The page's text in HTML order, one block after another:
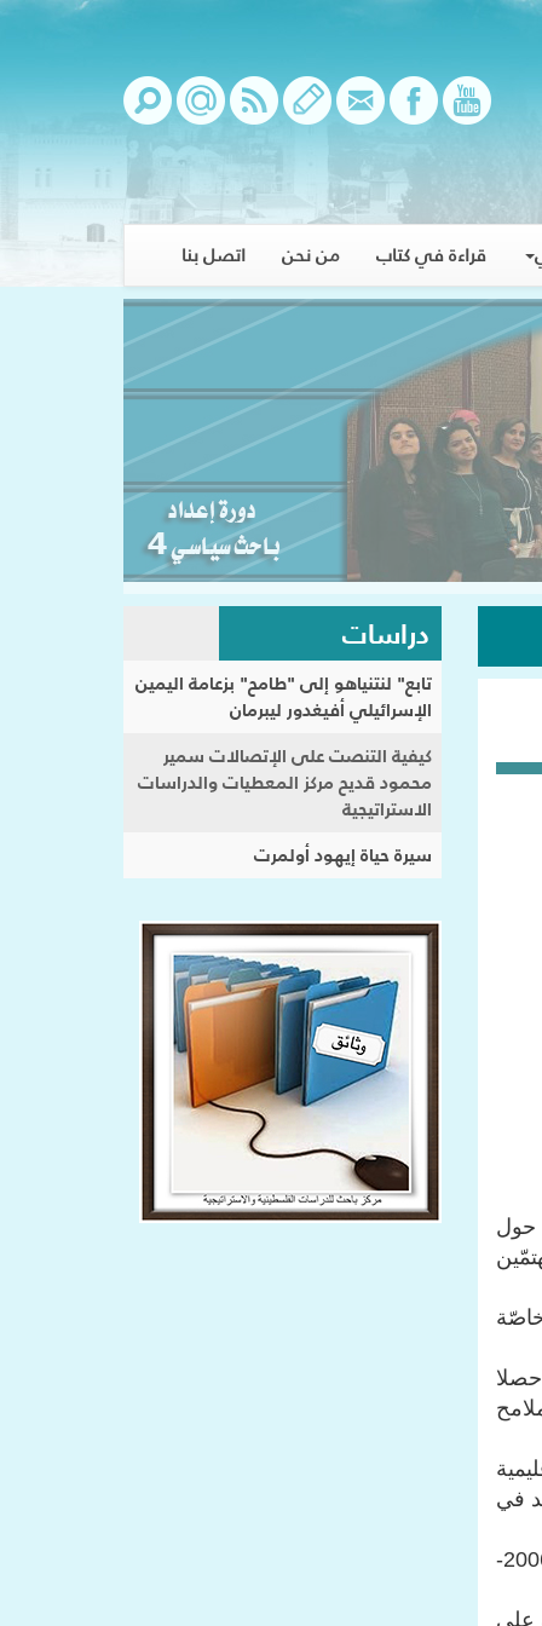
قراءة في كتاب من نحن اتصل بنا
سامي كليب، في مركز باحث للدراسات الفلسطينية في بيروت، بتاريخ 31/5/2012، حول
في
أضاف: الرئيس الأسد رسّخ هذه الصورة الإيجابية له، خاصّة في ظلّ الحربين الصهيونيّتين على لبنان وغزّة (2006-
على
دراسات
تابع" لنتنياهو إلى "طامح" بزعامة اليمين
الإسرائيلي أفيغدور ليبرمان
كيفية التنصت على الإتصالات سمير
محمود قديح مركز المعطيات والدراسات
الاستراتيجية
سيرة حياة إيهود أولمرت